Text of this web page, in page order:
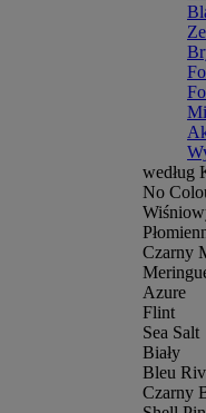
według
No
Czarny
Azure
Flint
Sea Salt
Biały
Bleu
Czarny